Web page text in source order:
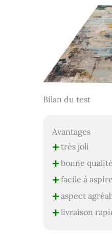
Bilan du test
Avantages
+très joli
+bonne
+facile à
+aspect
+livraison